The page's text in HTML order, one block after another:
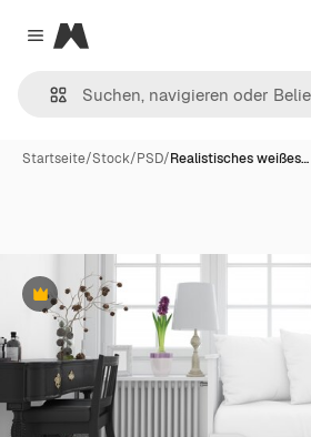
Close menu
Magnific
Startseite/Stock/PSD/Realistisches weißes…
Premium